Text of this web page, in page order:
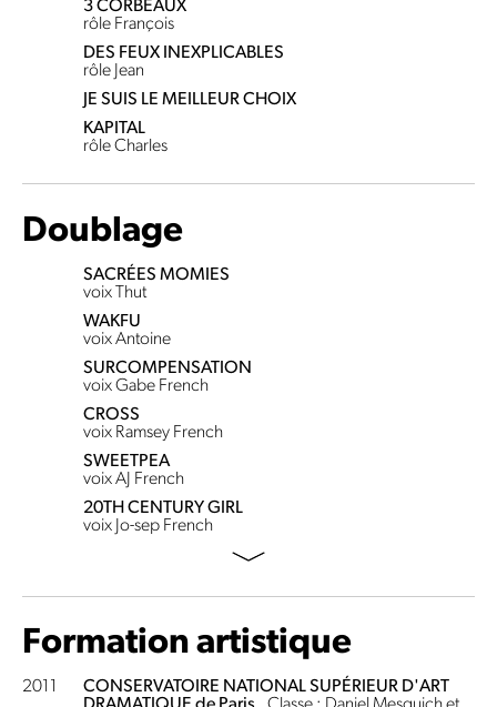
3 CORBEAUX
rôle François
DES FEUX INEXPLICABLES
rôle Jean
JE SUIS LE MEILLEUR CHOIX
KAPITAL
rôle Charles
Doublage
SACRÉES MOMIES
voix Thut
WAKFU
voix Antoine
SURCOMPENSATION
voix Gabe French
CROSS
voix Ramsey French
SWEETPEA
voix AJ French
20TH CENTURY GIRL
voix Jo-sep French
Formation artistique
2011
CONSERVATOIRE NATIONAL SUPÉRIEUR D'ART